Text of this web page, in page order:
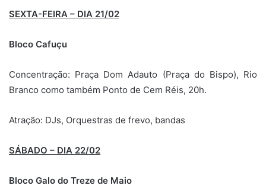
SEXTA-FEIRA – DIA 21/02
Bloco Cafuçu
Concentração: Praça Dom Adauto (Praça do Bispo), Rio
Branco como também Ponto de Cem Réis, 20h.
Atração: DJs, Orquestras de frevo, bandas
SÁBADO – DIA 22/02
Bloco Galo do Treze de Maio